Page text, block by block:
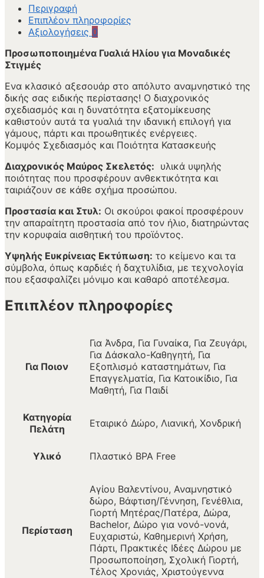
Περιγραφή
Επιπλέον πληροφορίες
Αξιολογήσεις 0
Προσωποποιημένα Γυαλιά Ηλίου για Μοναδικές
Στιγμές
Ενα κλασικό αξεσουάρ στο απόλυτο αναμνηστικό της
δικής σας ειδικής περίστασης! Ο διαχρονικός
σχεδιασμός και η δυνατότητα εξατομίκευσης
καθιστούν αυτά τα γυαλιά την ιδανική επιλογή για
γάμους, πάρτι και προωθητικές ενέργειες.
Κομψός Σχεδιασμός και Ποιότητα Κατασκευής
Διαχρονικός Μαύρος Σκελετός: υλικά υψηλής
ποιότητας που προσφέρουν ανθεκτικότητα και
ταιριάζουν σε κάθε σχήμα προσώπου.
Προστασία και Στυλ: Οι σκούροι φακοί προσφέρουν
την απαραίτητη προστασία από τον ήλιο, διατηρώντας
την κορυφαία αισθητική του προϊόντος.
Υψηλής Ευκρίνειας Εκτύπωση: το κείμενο και τα
σύμβολα, όπως καρδιές ή δαχτυλίδια, με τεχνολογία
που εξασφαλίζει μόνιμο και καθαρό αποτέλεσμα.
Επιπλέον πληροφορίες
Για Ποιον
Για Άνδρα, Για Γυναίκα, Για Ζευγάρι,
Για Δάσκαλο-Καθηγητή, Για
Εξοπλισμό καταστημάτων, Για
Επαγγελματία, Για Κατοικίδιο, Για
Μαθητή, Για Παιδί
Κατηγορία
Πελάτη
Εταιρικό Δώρο, Λιανική, Χονδρική
Υλικό Πλαστικό BPA Free
Περίσταση
Αγίου Βαλεντίνου, Αναμνηστικό
δώρο, Βάφτιση/Γέννηση, Γενέθλια,
Γιορτή Μητέρας/Πατέρα, Δώρα,
Bachelor, Δώρο για νονό-νονά,
Ευχαριστώ, Καθημερινή Χρήση,
Πάρτι, Πρακτικές Ιδέες Δώρου με
Προσωποποίηση, Σχολική Γιορτή,
Τέλος Χρονιάς, Χριστούγεννα